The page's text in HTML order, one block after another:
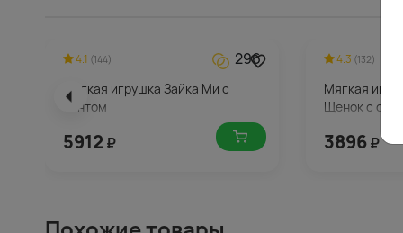
4.1 (144) 296
Мягкая игрушка Зайка Ми с
бантом
5912 ₽
4.3 (132)
Мягкая
Щенок с
3896₽